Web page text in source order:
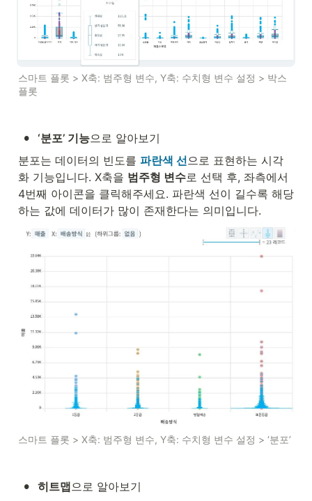
스마트 플롯 > X축: 범주형 변수, Y축: 수치형 변수 설정 > 박스
플롯
• ‘분포’ 기능으로 알아보기
분포는 데이터의 빈도를 파란색 선으로 표현하는 시각
화 기능입니다. X축을 범주형 변수로 선택 후, 좌측에서
4번째 아이콘을 클릭해주세요. 파란색 선이 길수록 해당
하는 값에 데이터가 많이 존재한다는 의미입니다.
스마트 플롯 > X축: 범주형 변수, Y축: 수치형 변수 설정 > ‘분포’
• 히트맵으로 알아보기